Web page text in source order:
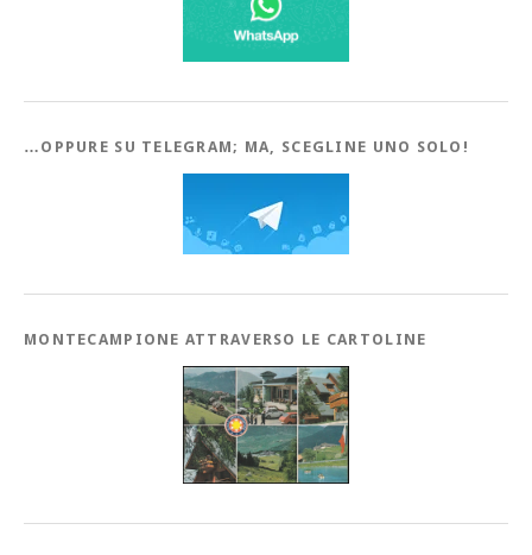
…OPPURE SU TELEGRAM; MA, SCEGLINE UNO SOLO!
MONTECAMPIONE ATTRAVERSO LE CARTOLINE